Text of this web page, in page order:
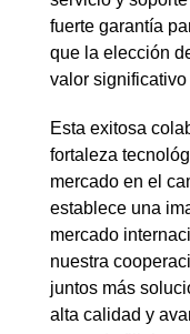
fuerte garantía
que la elección
valor
Esta exitosa
fortaleza
mercado en el
establece una
mercado
nuestra
juntos más
alta calidad y